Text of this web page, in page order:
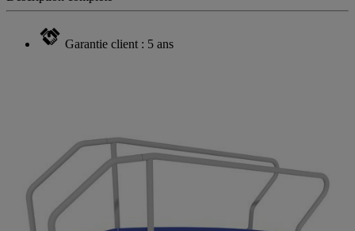
Description complète